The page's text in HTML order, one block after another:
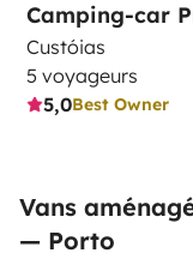
Camping-car
Custóias
5 voyageurs
5,0Best Owner
Vans
— Porto